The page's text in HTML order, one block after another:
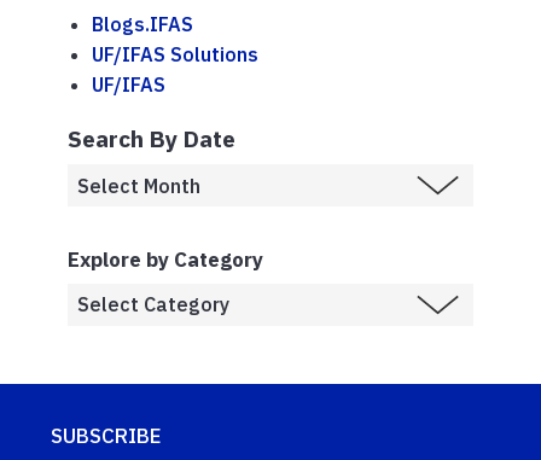
Blogs.IFAS
UF/IFAS Solutions
UF/IFAS
Search By Date
Explore by Category
SUBSCRIBE